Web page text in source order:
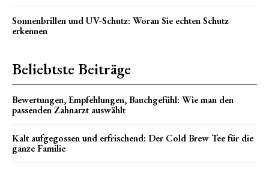
Sonnenbrillen und UV-Schutz: Woran Sie echten Schutz
erkennen
Beliebtste Beiträge
Bewertungen, Empfehlungen, Bauchgefühl: Wie man den
passenden Zahnarzt auswählt
Kalt aufgegossen und erfrischend: Der Cold Brew Tee für die
ganze Familie